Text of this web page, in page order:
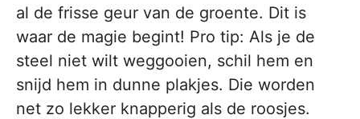
al de frisse geur van de groente. Dit is
waar de magie begint! Pro tip: Als je de
steel niet wilt weggooien, schil hem en
snijd hem in dunne plakjes. Die worden
net zo lekker knapperig als de roosjes.